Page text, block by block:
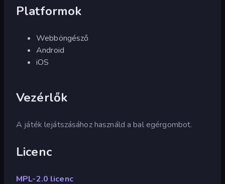
Platformok
Webböngésző
Android
iOS
Vezérlők
A játék lejátszásához használd a bal egérgombot.
Licenc
MPL-2.0 licenc